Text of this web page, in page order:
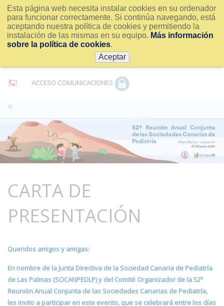
Esta página web necesita instalar cookies en su ordenador
para funcionar correctamente. Si continúa navegando, está
aceptando nuestra política de cookies y permitiendo la
instalación de las mismas en su equipo. Más información
sobre la política de cookies.
Aceptar
ACCESO COMUNICACIONES
CARTA DE
PRESENTACIÓN
Queridos amigos y amigas:
En nombre de la Junta Directiva de la Sociedad Canaria de Pediatría
de Las Palmas (SOCANPEDLP) y del Comité Organizador de la 52º
Reunión Anual Conjunta de las Sociedades Canarias de Pediatría,
les invito a participar en este evento, que se celebrará entre los días